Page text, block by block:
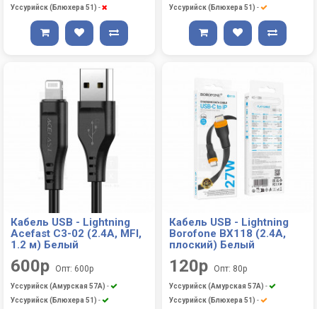
Уссурийск (Блюхера 51) -
Уссурийск (Блюхера 51) -
Кабель USB - Lightning
Acefast C3-02 (2.4A, MFI,
1.2 м) Белый
600р Опт: 600р
Уссурийск (Амурская 57А) -
Уссурийск (Блюхера 51) -
Кабель USB - Lightning
Borofone BX118 (2.4A,
плоский) Белый
120р Опт: 80р
Уссурийск (Амурская 57А) -
Уссурийск (Блюхера 51) -